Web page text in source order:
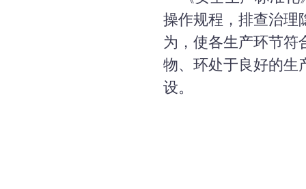
操作规程，排查治理
为，使各生产环节符
物、环处于良好的生
设。